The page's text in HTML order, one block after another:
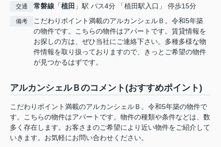
交通 常磐線 「植田 」駅 バス4分 「植田駅入口」 停歩15分
備考
こだわりポイント満載のアルカンシェルＢ。令和5年築
の物件です。こちらの物件はアパートです。賃貸情報を
お探しの方は、ぜひ当社にご連絡下さい。多種多様な物
件情報を取り扱っておりますので、きっとご希望の物件
が見つかるはずです。
アルカンシェルＢのコメント(おすすめポイント)
こだわりポイント満載のアルカンシェルＢ。令和5年築の物件で
す。こちらの物件はアパートです。物件の種類や条件などは、数
多く存在します。お客さまのご希望により近い物件をご紹介して
いきます。お気軽にお問い合わせください。